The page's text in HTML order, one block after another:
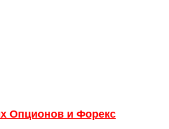
Опционов и Форекс